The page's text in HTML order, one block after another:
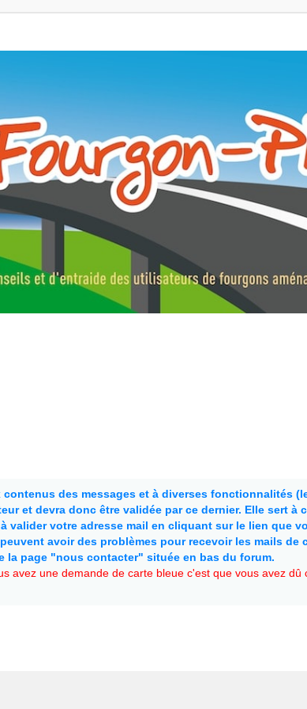
et de camping-car. Partagez votre expérience.
des messages et à diverses fonctionnalités
et devra donc être validée par ce dernier. Elle sert à
valider votre adresse mail en cliquant sur le lien que
avoir des problèmes pour recevoir les mails de
la page "nous contacter" située en bas du forum.
une demande de carte bleue c'est que vous avez